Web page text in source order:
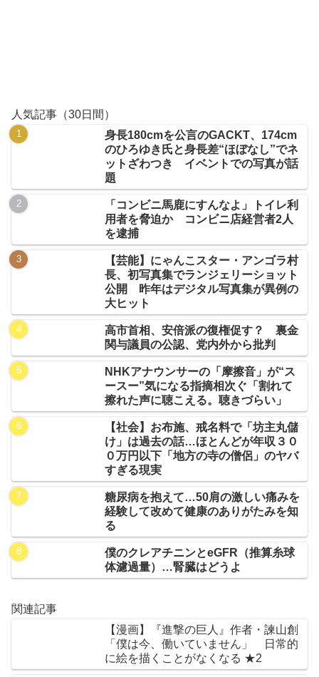
人気記事（30日間）
身長180cmを公言のGACKT、174cm
のひろゆき氏と身長差“ほぼなし”でネ
ットざわつき イベントでの写真が話
題
「コンビニ馬鹿にすんなよ」トイレ利
用者を脅迫か コンビニ店経営者2人
を逮捕
【芸能】にゃんこスター・アンゴラ村
長、初写真集でランジェリーショット
公開 昨年はデジタル写真集が異例の
大ヒット
高市首相、安倍派の復権促す？ 裏金
関与議員の公認、党内外から批判
NHKアナウンサーの「摩擦音」が“ス
ースー”気になる指摘相次ぐ「割れて
擦れた声に聴こえる。聴きづらい」
【社会】お布施、戒名料で「坊主丸儲
け」は過去の話…ほとんどが年収３０
０万円以下「地方の寺の僧侶」のヤバ
すぎる現実
糖尿病を抱えて…50肩の激しい痛みを
経験して改めて健康のありがたみを知
る
僕のクレアチニンとeGFR（推算糸球
体濾過量）…腎臓はどうよ
関連記事
【漫画】『進撃の巨人』作者・諫山創
「僕は今、働いていません」 日常的
に絵を描くことがなくなる ★2